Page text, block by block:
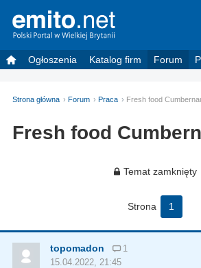
Ogłoszenia Katalog firm Forum
Strona główna Forum Praca Fresh food
Fresh food
Temat zamknięty
Strona 1
topomadon
1
15.04.2022, 21:45